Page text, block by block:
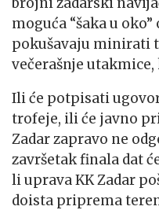
moguća “šaka u
pokušavaju minirati
večerašnje
Ili će potpisati
trofeje, ili će javno
Zadar zapravo ne
završetak finala dat
li uprava KK Zadar
doista priprema